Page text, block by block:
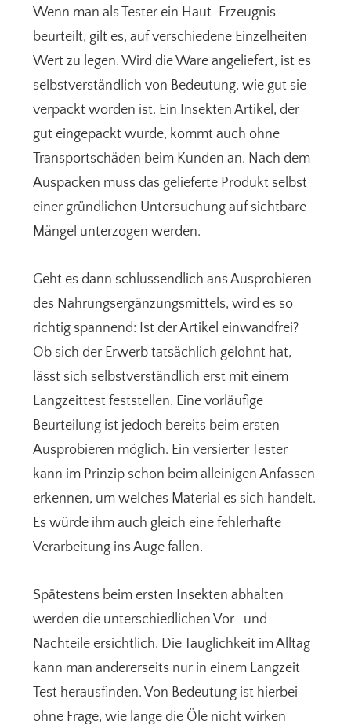
Wenn man als Tester ein Haut-Erzeugnis
beurteilt, gilt es, auf verschiedene Einzelheiten
Wert zu legen. Wird die Ware angeliefert, ist es
selbstverständlich von Bedeutung, wie gut sie
verpackt worden ist. Ein Insekten Artikel, der
gut eingepackt wurde, kommt auch ohne
Transportschäden beim Kunden an. Nach dem
Auspacken muss das gelieferte Produkt selbst
einer gründlichen Untersuchung auf sichtbare
Mängel unterzogen werden.
Geht es dann schlussendlich ans Ausprobieren
des Nahrungsergänzungsmittels, wird es so
richtig spannend: Ist der Artikel einwandfrei?
Ob sich der Erwerb tatsächlich gelohnt hat,
lässt sich selbstverständlich erst mit einem
Langzeittest feststellen. Eine vorläufige
Beurteilung ist jedoch bereits beim ersten
Ausprobieren möglich. Ein versierter Tester
kann im Prinzip schon beim alleinigen Anfassen
erkennen, um welches Material es sich handelt.
Es würde ihm auch gleich eine fehlerhafte
Verarbeitung ins Auge fallen.
Spätestens beim ersten Insekten abhalten
werden die unterschiedlichen Vor- und
Nachteile ersichtlich. Die Tauglichkeit im Alltag
kann man andererseits nur in einem Langzeit
Test herausfinden. Von Bedeutung ist hierbei
ohne Frage, wie lange die Öle nicht wirken